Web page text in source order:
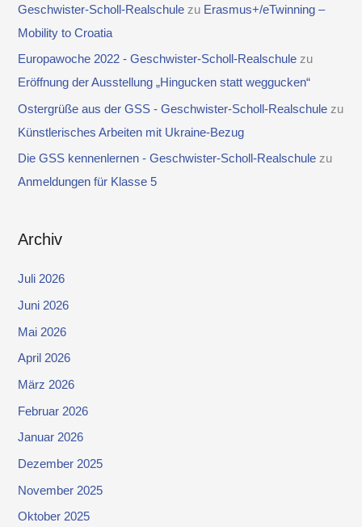
Geschwister-Scholl-Realschule zu Erasmus+/eTwinning –
Mobility to Croatia
Europawoche 2022 - Geschwister-Scholl-Realschule zu
Eröffnung der Ausstellung „Hingucken statt weggucken“
Ostergrüße aus der GSS - Geschwister-Scholl-Realschule zu
Künstlerisches Arbeiten mit Ukraine-Bezug
Die GSS kennenlernen - Geschwister-Scholl-Realschule zu
Anmeldungen für Klasse 5
Archiv
Juli 2026
Juni 2026
Mai 2026
April 2026
März 2026
Februar 2026
Januar 2026
Dezember 2025
November 2025
Oktober 2025